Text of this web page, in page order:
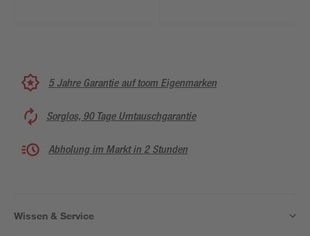
5 Jahre Garantie auf toom Eigenmarken
Sorglos, 90 Tage Umtauschgarantie
Abholung im Markt in 2 Stunden
Wissen & Service